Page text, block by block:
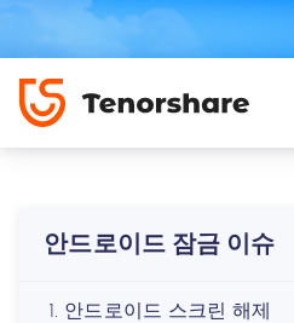
안드로이드 잠금 이슈
1. 안드로이드 스크린 해제